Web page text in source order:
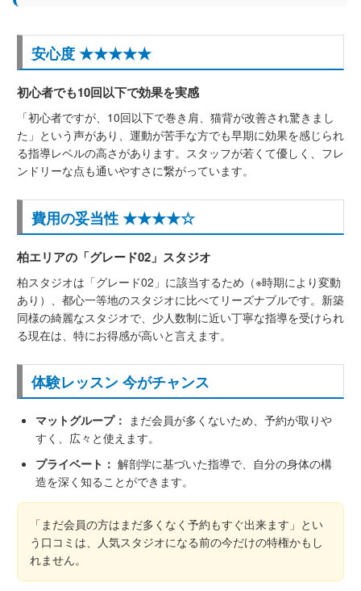
安心度 ★★★★★
初心者でも10回以下で効果を実感
「初心者ですが、10回以下で巻き肩、猫背が改善され驚きまし
た」という声があり、運動が苦手な方でも早期に効果を感じられ
る指導レベルの高さがあります。スタッフが若くて優しく、フレ
ンドリーな点も通いやすさに繋がっています。
費用の妥当性 ★★★★☆
柏エリアの「グレード02」スタジオ
柏スタジオは「グレード02」に該当するため（※時期により変動
あり）、都心一等地のスタジオに比べてリーズナブルです。新築
同様の綺麗なスタジオで、少人数制に近い丁寧な指導を受けられ
る現在は、特にお得感が高いと言えます。
体験レッスン 今がチャンス
マットグループ： まだ会員が多くないため、予約が取りや
すく、広々と使えます。
プライベート： 解剖学に基づいた指導で、自分の身体の構
造を深く知ることができます。
「まだ会員の方はまだ多くなく予約もすぐ出来ます」とい
う口コミは、人気スタジオになる前の今だけの特権かもし
れません。